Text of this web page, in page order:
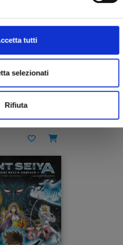
tutti
selezionati
Rifiuta
- SAINT SEIYA: TIME
n. 1
EDITION